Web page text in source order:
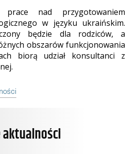
aktualności
nad przygotowaniem
w języku ukraińskim.
będzie dla rodziców, a
obszarów funkcjonowania
biorą udział konsultanci z